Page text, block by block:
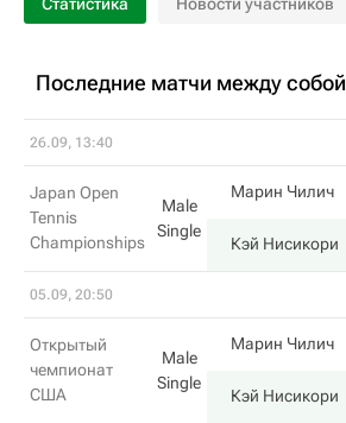
Последние матчи между собой
26.09, 13:40
Japan Open
Tennis
Championships
Male
Single
Марин Чилич
Кэй Нисикори
05.09, 20:50
Открытый
чемпионат
США
Male
Single
Марин Чилич
Кэй Нисикори